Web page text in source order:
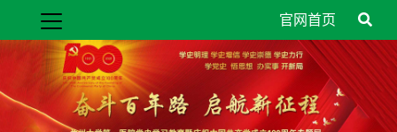
官网首页